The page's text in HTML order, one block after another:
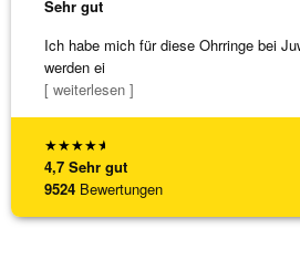
★★★★★
4,7 Sehr gut
9524 Bewertungen
Sehr gut
Ich habe mich für diese Ohrringe bei
werden ei
[ weiterlesen ]